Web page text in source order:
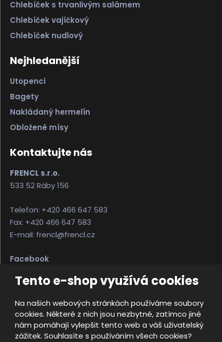
Tento e-shop využívá cookies
Na našich webových stránkách používáme soubory
cookies. Některé z nich jsou nezbytné, zatímco jiné
nám pomáhají vylepšit tento web a váš uživatelský
zážitek. Souhlasíte s používáním všech cookies?
Chlebíček s trvanlivým salámem
Chlebíček vajíčkový
Chlebíček nudlový
Nejhledanější
Utopenci
Bagety
Nakládaný hermelín
Obložené mísy
Kontaktujte nás
FRENCL s.r.o.
533 52 Ráby 156
Telefon: +420 466 647 583
Fax: +420 466 647 583
E-mail: frencl@frencl.cz
Facebook
© 2026, FRENCL s.r.o.
Úvodní stranaObchodní podmínky
Ochrana osobních údajůMapa stránek